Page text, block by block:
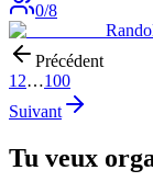
0/8
Précédent
1 2…100
Suivant
Tu veux